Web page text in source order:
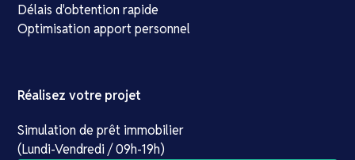
Délais d'obtention rapide
Optimisation apport personnel
Réalisez votre projet
Simulation de prêt immobilier
(Lundi-Vendredi / 09h-19h)